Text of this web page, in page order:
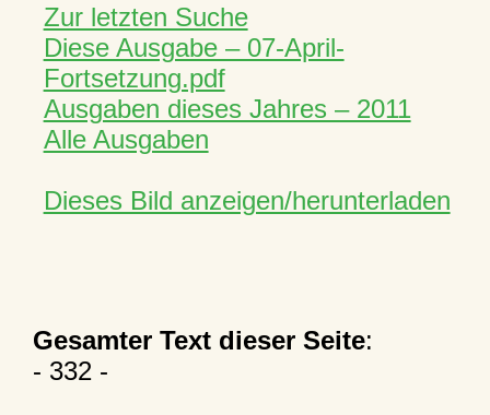
Zur letzten Suche
Diese Ausgabe – 07-April-
Fortsetzung.pdf
Ausgaben dieses Jahres – 2011
Alle Ausgaben
Dieses Bild anzeigen/herunterladen
Gesamter Text dieser Seite:
- 332 -